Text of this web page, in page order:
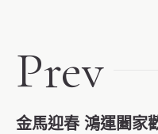
Prev
金馬迎春 鴻運闔家